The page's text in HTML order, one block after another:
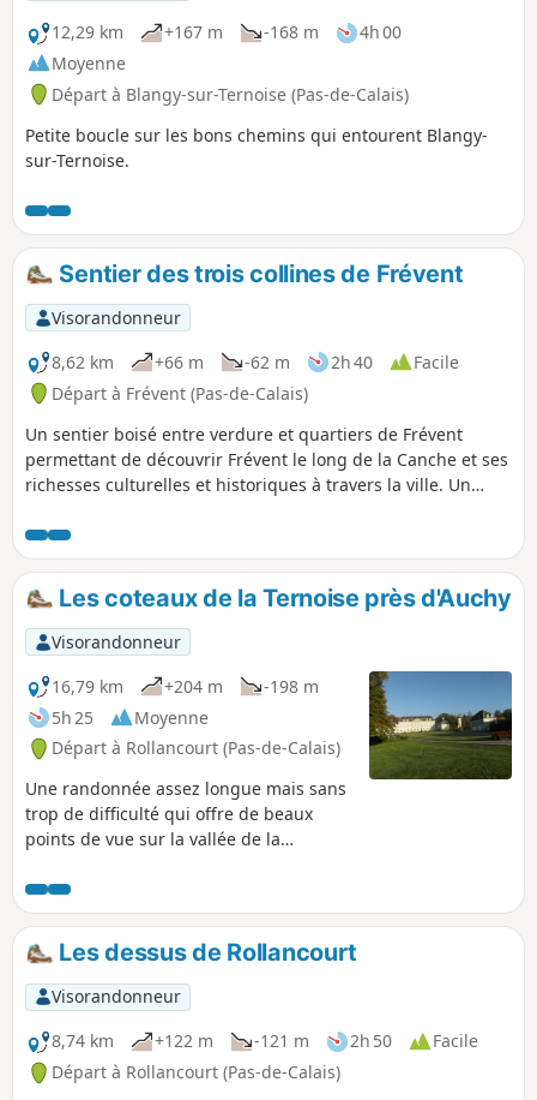
12,29 km
+167 m -168 m
4h 00
Moyenne
Départ à Blangy-sur-Ternoise (Pas-de-Calais)
Petite boucle sur les bons chemins qui entourent Blangy-
sur-Ternoise.
Sentier des trois collines de Frévent
Visorandonneur
8,62 km
+66 m -62 m 2h 40
Facile
Départ à Frévent (Pas-de-Calais)
Un sentier boisé entre verdure et quartiers de Frévent
permettant de découvrir Frévent le long de la Canche et ses
richesses culturelles et historiques à travers la ville. Un
Les coteaux de la Ternoise près d'Auchy
Visorandonneur
16,79 km
+204 m
-198 m
5h 25
Moyenne
Départ à Rollancourt (Pas-de-Calais)
Une randonnée assez longue mais sans
trop de difficulté qui offre de beaux
points de vue sur la vallée de la
Montigny (3) a été bien nettoyé, ce qui
n'était pas arrivé depuis belle lurette ! Il
est pour l'instant parfaitement
praticable.
Les dessus de Rollancourt
Visorandonneur
8,74 km
+122 m -121 m 2h 50
Facile
Départ à Rollancourt (Pas-de-Calais)